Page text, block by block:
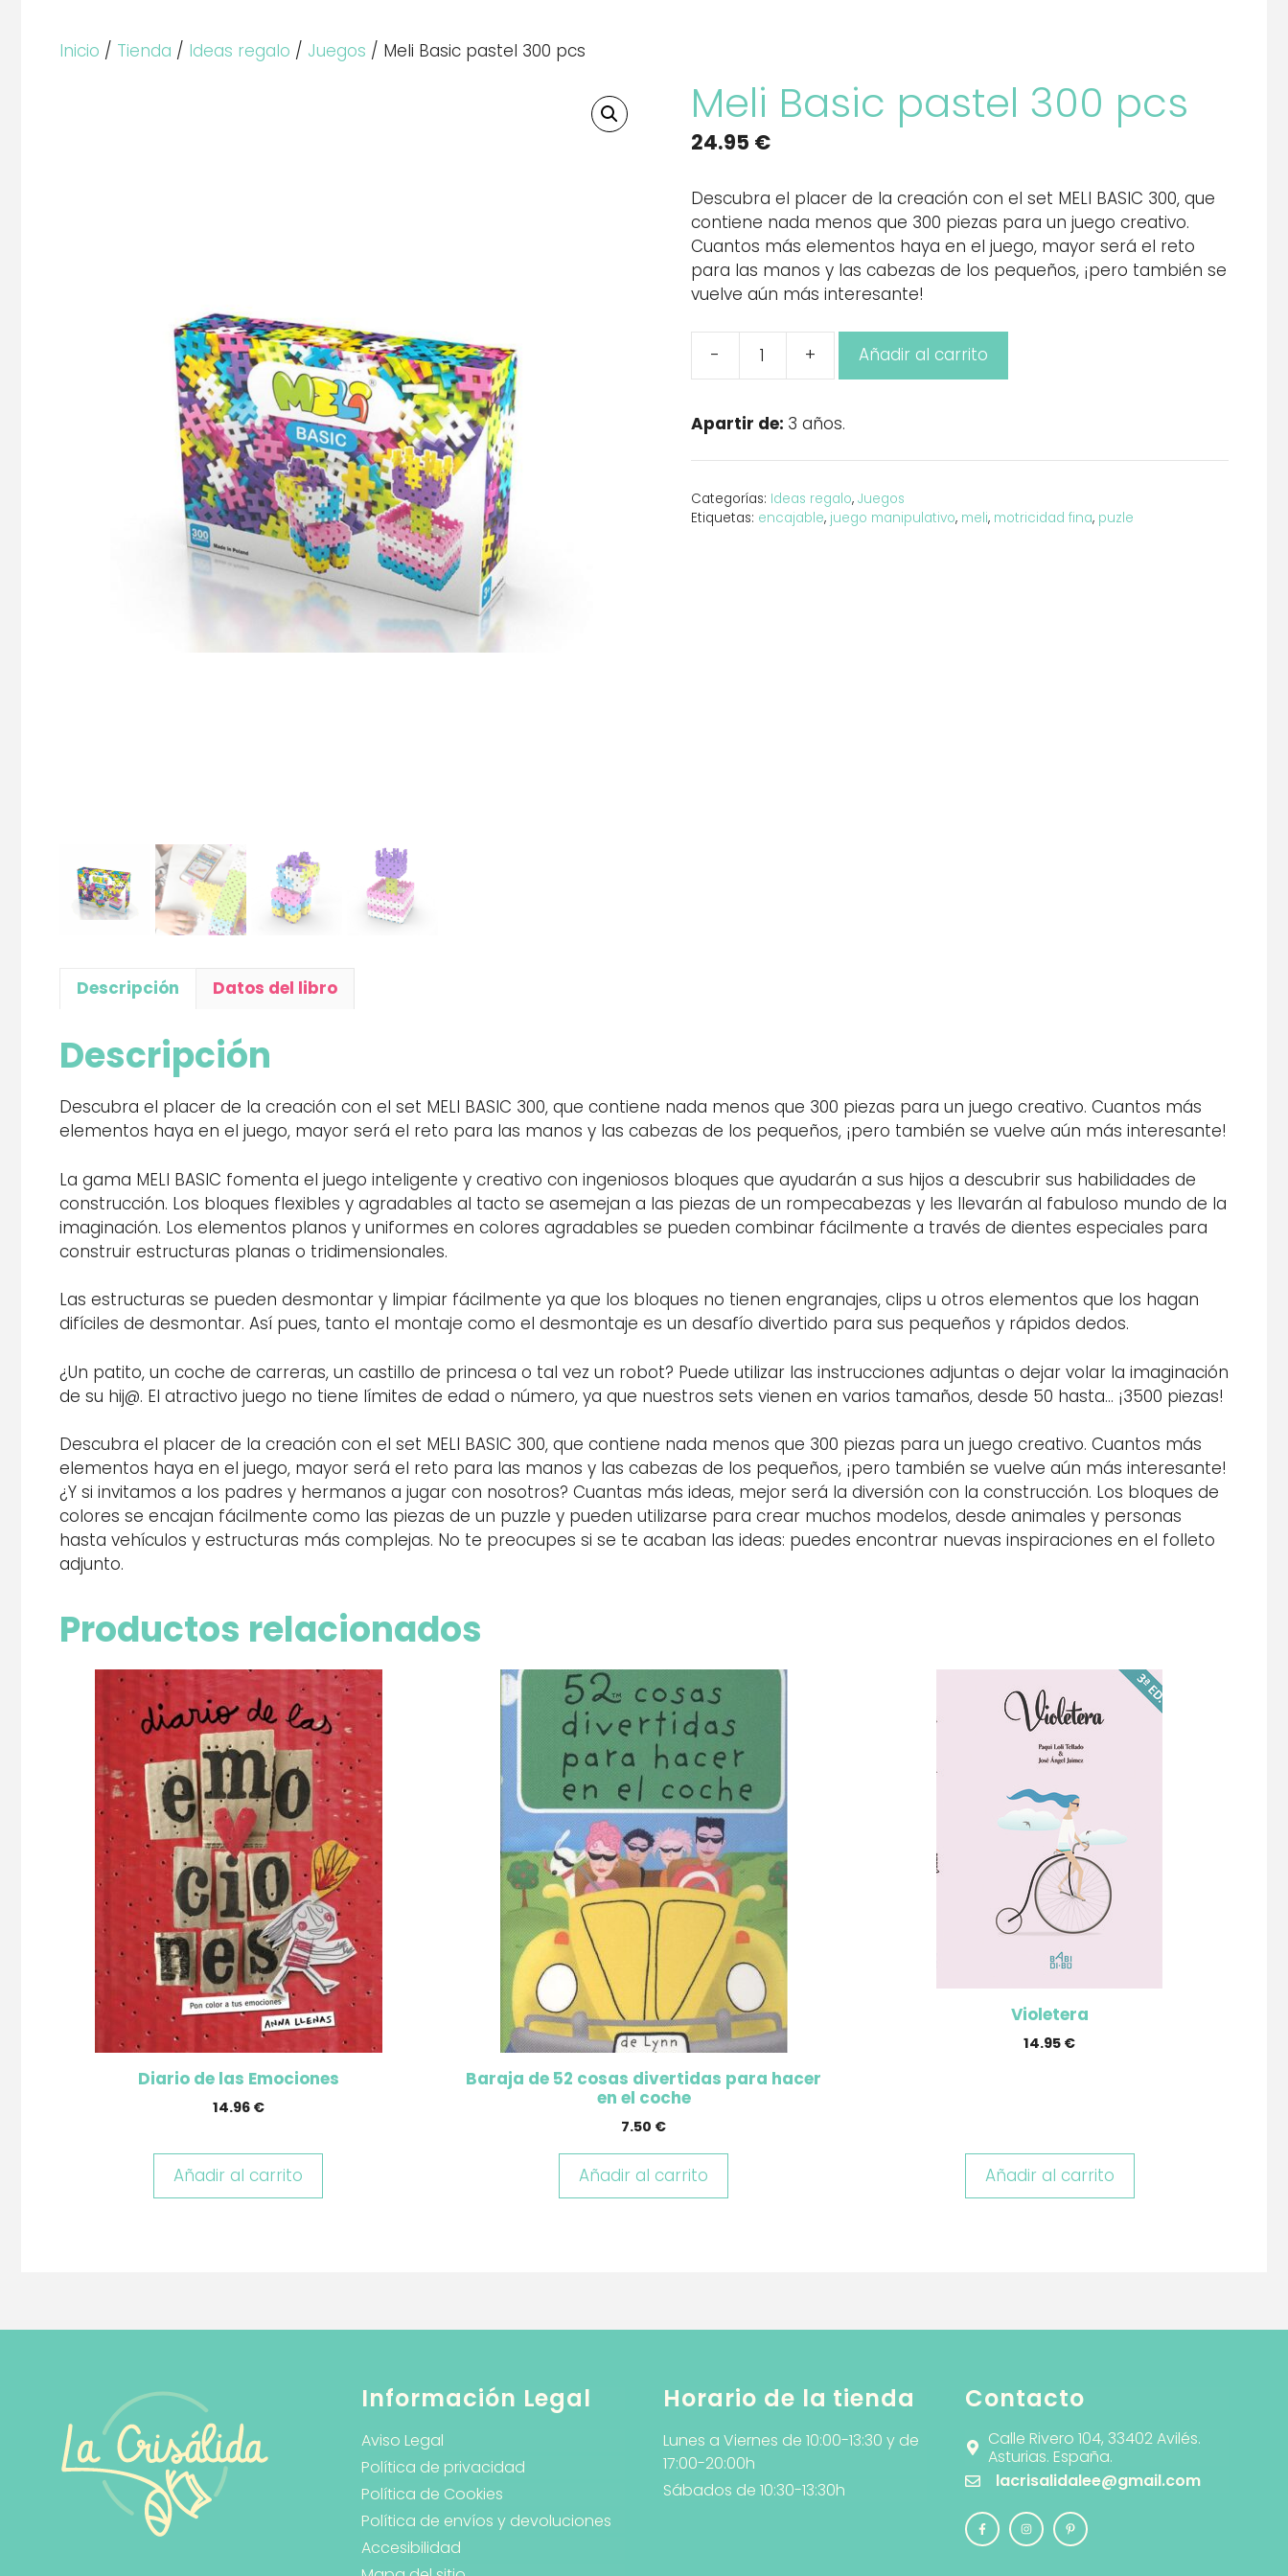
Inicio / Tienda / Ideas regalo / Juegos / Meli Basic pastel 300 pcs
Meli Basic pastel 300 pcs
24.95 €
Descubra el placer de la creación con el set MELI BASIC 300, que
contiene nada menos que 300 piezas para un juego creativo.
Cuantos más elementos haya en el juego, mayor será el reto
para las manos y las cabezas de los pequeños, ¡pero también se
vuelve aún más interesante!
-
pastel
300
pcs
+ Añadir al carrito
Apartir de: 3 años.
Categorías: Ideas regalo, Juegos
Etiquetas: encajable, juego manipulativo, meli, motricidad fina, puzle
Descripción Datos del libro
Descripción
Descubra el placer de la creación con el set MELI BASIC 300, que contiene nada menos que 300 piezas para un juego creativo. Cuantos más
elementos haya en el juego, mayor será el reto para las manos y las cabezas de los pequeños, ¡pero también se vuelve aún más interesante!
La gama MELI BASIC fomenta el juego inteligente y creativo con ingeniosos bloques que ayudarán a sus hijos a descubrir sus habilidades de
construcción. Los bloques flexibles y agradables al tacto se asemejan a las piezas de un rompecabezas y les llevarán al fabuloso mundo de la
imaginación. Los elementos planos y uniformes en colores agradables se pueden combinar fácilmente a través de dientes especiales para
construir estructuras planas o tridimensionales.
Las estructuras se pueden desmontar y limpiar fácilmente ya que los bloques no tienen engranajes, clips u otros elementos que los hagan
difíciles de desmontar. Así pues, tanto el montaje como el desmontaje es un desafío divertido para sus pequeños y rápidos dedos.
¿Un patito, un coche de carreras, un castillo de princesa o tal vez un robot? Puede utilizar las instrucciones adjuntas o dejar volar la imaginación
de su hij@. El atractivo juego no tiene límites de edad o número, ya que nuestros sets vienen en varios tamaños, desde 50 hasta… ¡3500 piezas!
Descubra el placer de la creación con el set MELI BASIC 300, que contiene nada menos que 300 piezas para un juego creativo. Cuantos más
elementos haya en el juego, mayor será el reto para las manos y las cabezas de los pequeños, ¡pero también se vuelve aún más interesante!
¿Y si invitamos a los padres y hermanos a jugar con nosotros? Cuantas más ideas, mejor será la diversión con la construcción. Los bloques de
colores se encajan fácilmente como las piezas de un puzzle y pueden utilizarse para crear muchos modelos, desde animales y personas
hasta vehículos y estructuras más complejas. No te preocupes si se te acaban las ideas: puedes encontrar nuevas inspiraciones en el folleto
adjunto.
Productos relacionados
Diario de las Emociones
14.96 €
Añadir al carrito
Baraja de 52 cosas divertidas para hacer
en el coche
7.50 €
Añadir al carrito
Violetera
14.95 €
Añadir al carrito
Información Legal
Aviso Legal
Política de privacidad
Política de Cookies
Política de envíos y devoluciones
Accesibilidad
Horario de la tienda
Lunes a Viernes de 10:00-13:30 y de
17:00-20:00h
Sábados de 10:30-13:30h
Contacto
Calle Rivero 104, 33402 Avilés.
Asturias. España.
lacrisalidalee@gmail.com